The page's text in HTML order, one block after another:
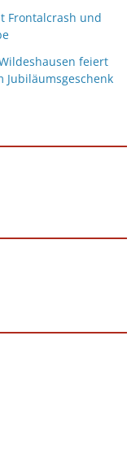
Frontalcrash und
feiert
Jubiläumsgeschenk